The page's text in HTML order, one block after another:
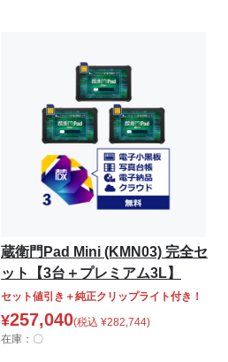
蔵衛門Pad Mini (KMN03) 完全セ
ット【3台＋プレミアム3L】
セット値引き＋純正クリップライト付き！
¥257,040(税込 ¥282,744)
在庫：〇